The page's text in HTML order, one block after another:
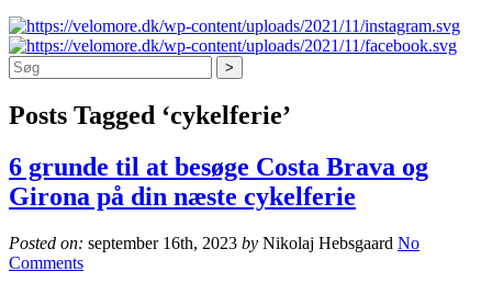
Søg
Posts Tagged ‘cykelferie’
6 grunde til at besøge Costa Brava og
Girona på din næste cykelferie
Posted on: september 16th, 2023 by Nikolaj Hebsgaard No
Comments